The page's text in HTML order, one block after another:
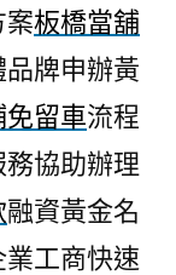
案板橋當舖
牌申辦黃
免留車流程
協助辦理
融資黃金名
工商快速